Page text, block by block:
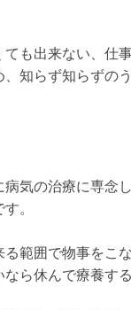
ても出来ない、仕
知らず知らずの
気の治療に専念
。
る範囲で物事をこ
ら休んで療養す